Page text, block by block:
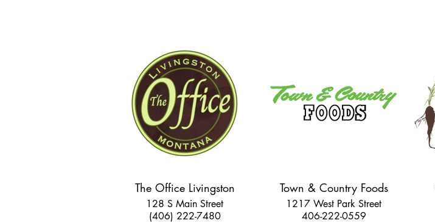
The Office Livingston
128 S Main Street
(406) 222-7480
Town & Country Foods
1217 West Park Street
406-222-0559